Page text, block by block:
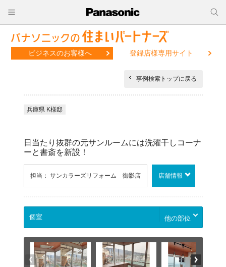
ビジネスのお客様へ 登録店様専用サイト
事例検索トップに戻る
兵庫県 K様邸
日当たり抜群の元サンルームには洗濯干しコーナ
ーと書斎を新設！
担当： サンカラーズリフォーム 御影店 店舗情報
他の部位